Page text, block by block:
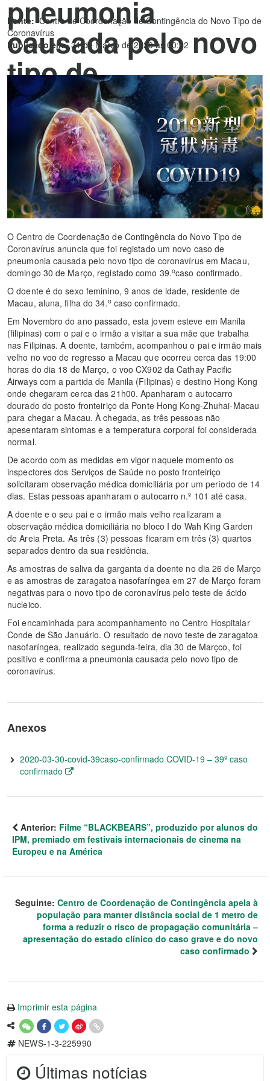
pneumonia
causada pelo novo
tipo de
coronavírus
(COVID-19) em
Macau – 39.º caso
Fonte: Centro de Coordenação de Contingência do Novo Tipo de
Coronavírus
Publicado em: 31 de Março de 2020 às 00:22
O Centro de Coordenação de Contingência do Novo Tipo de
Coronavírus anuncia que foi registado um novo caso de
pneumonia causada pelo novo tipo de coronavírus em Macau,
domingo 30 de Março, registado como 39.ocaso confirmado.
O doente é do sexo feminino, 9 anos de idade, residente de
Macau, aluna, filha do 34.ocaso confirmado.
Em Novembro do ano passado, esta jovem esteve em Manila
(filipinas) com o pai e o irmão a visitar a sua mãe que trabalha
nas Filipinas. A doente, também, acompanhou o pai e irmão mais
velho no voo de regresso a Macau que ocorreu cerca das 19:00
horas do dia 18 de Março, o voo CX902 da Cathay Pacific
Airways com a partida de Manila (Filipinas) e destino Hong Kong
onde chegaram cerca das 21h00. Apanharam o autocarro
dourado do posto fronteiriço da Ponte Hong Kong-Zhuhai-Macau
para chegar a Macau. À chegada, as três pessoas não
apesentaram sintomas e a temperatura corporal foi considerada
normal.
De acordo com as medidas em vigor naquele momento os
inspectores dos Serviços de Saúde no posto fronteiriço
solicitaram observação médica domiciliária por um período de 14
dias. Estas pessoas apanharam o autocarro n.º 101 até casa.
A doente e o seu pai e o irmão mais velho realizaram a
observação médica domiciliária no bloco I do Wah King Garden
de Areia Preta. As três (3) pessoas ficaram em três (3) quartos
separados dentro da sua residência.
As amostras de saliva da garganta da doente no dia 26 de Março
e as amostras de zaragatoa nasofaríngea em 27 de Março foram
negativas para o novo tipo de coronavírus pelo teste de ácido
nucleico.
Foi encaminhada para acompanhamento no Centro Hospitalar
Conde de São Januário. O resultado de novo teste de zaragatoa
nasofaríngea, realizado segunda-feira, dia 30 de Marçco, foi
positivo e confirma a pneumonia causada pelo novo tipo de
coronavírus.
Anexos
2020-03-30-covid-39caso-confirmado COVID-19 – 39º caso
confirmado
Anterior: Filme “BLACKBEARS”, produzido por alunos do
IPM, premiado em festivais internacionais de cinema na
Europeu e na América
Seguinte: Centro de Coordenação de Contingência apela à
população para manter distância social de 1 metro de
forma a reduzir o risco de propagação comunitária –
apresentação do estado clínico do caso grave e do novo
caso confirmado
Imprimir esta página
NEWS-1-3-225990
Últimas notícias